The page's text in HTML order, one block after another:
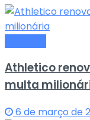
Athletico
multa
6 de março de